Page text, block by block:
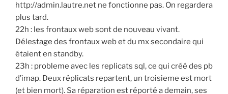
http://admin.lautre.net ne fonctionne pas. On regardera
plus tard.
22h : les frontaux web sont de nouveau vivant.
Délestage des frontaux web et du mx secondaire qui
étaient en standby.
23h : probleme avec les replicats sql, ce qui créé des pb
d’imap. Deux réplicats repartent, un troisieme est mort
(et bien mort). Sa réparation est réporté a demain, ses